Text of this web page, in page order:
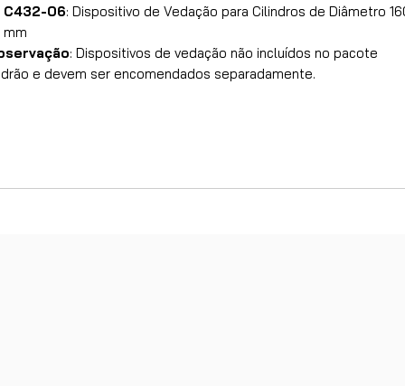
C432-06: Dispositivo de Vedação para Cilindros de Diâmetro
mm
: Dispositivos de vedação não incluídos no pacote
e devem ser encomendados separadamente.